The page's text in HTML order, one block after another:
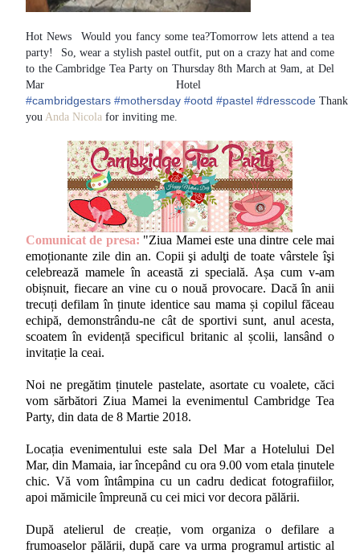
Hot News
Would you fancy some tea?Tomorrow lets attend a tea
party!
So, wear a stylish pastel outfit, put on a crazy hat and come
to the Cambridge Tea Party on Thursday 8th March at 9am, at Del
Mar Hotel
#cambridgestars #mothersday #ootd #pastel #dresscode Thank
you Anda Nicola for inviting me.
Comunicat de presa: "Ziua Mamei este una dintre cele mai
emoționante zile din an. Copii şi adulţi de toate vârstele îşi
celebrează mamele în această zi specială. Așa cum v-am
obișnuit, fiecare an vine cu o nouă provocare. Dacă în anii
trecuți defilam în ținute identice sau mama și copilul făceau
echipă, demonstrându-ne cât de sportivi sunt, anul acesta,
scoatem în evidență specificul britanic al școlii, lansând o
invitație la ceai.
Noi ne pregătim ținutele pastelate, asortate cu voalete, căci
vom sărbători Ziua Mamei la evenimentul Cambridge Tea
Party, din data de 8 Martie 2018.
Locația evenimentului este sala Del Mar a Hotelului Del
Mar, din Mamaia, iar începând cu ora 9.00 vom etala ținutele
chic. Vă vom întâmpina cu un cadru dedicat fotografiilor,
apoi mămicile împreună cu cei mici vor decora pălării.
După atelierul de creație, vom organiza o defilare a
frumoaselor pălării, după care va urma programul artistic al